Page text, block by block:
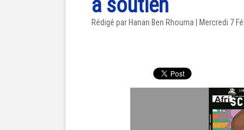
à soutien
Rédigé par Hanan Ben Rhouma | Mercredi 7